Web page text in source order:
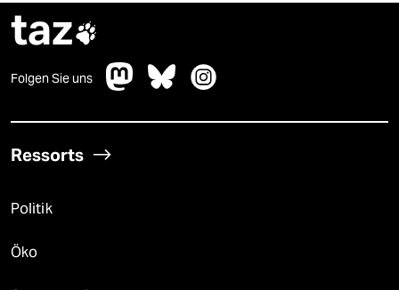
taz
Folgen Sie uns
Ressorts
Politik
Öko